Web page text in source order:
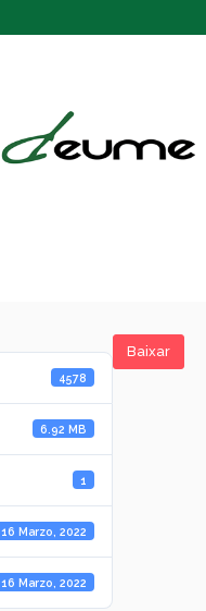
Baixar
4578
6.92 MB
1
16 Marzo, 2022
16 Marzo, 2022